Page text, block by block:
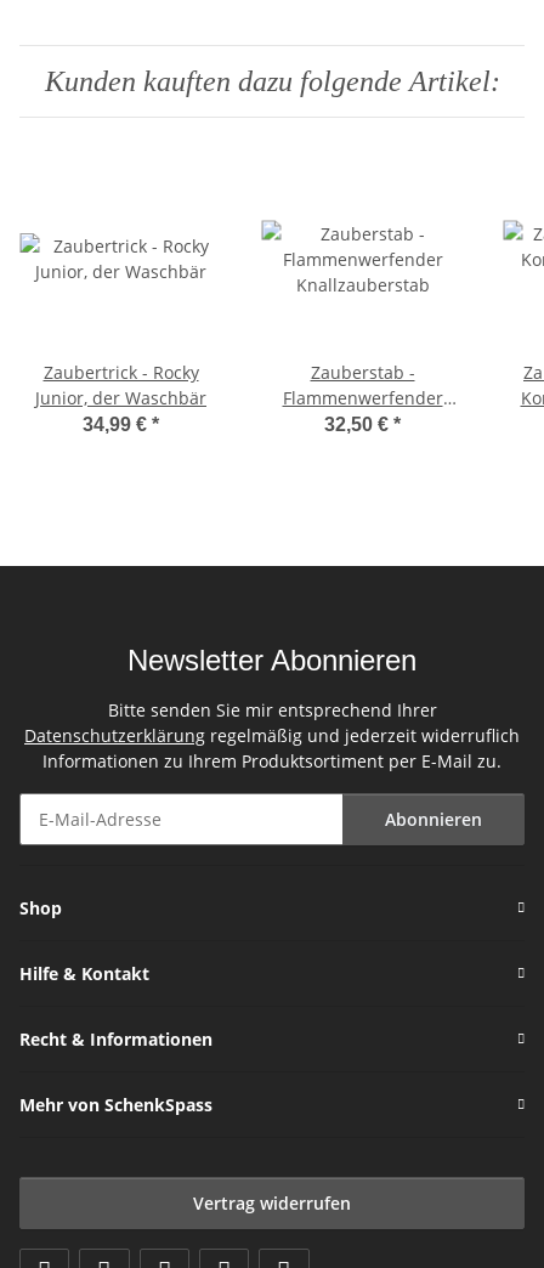
Kunden kauften dazu folgende Artikel:
Zaubertrick - Rocky
Junior, der Waschbär
34,99 € *
Zauberstab -
Flammenwerfender
Knallzauberstab
32,50 € *
Newsletter Abonnieren
Bitte senden Sie mir entsprechend Ihrer
Datenschutzerklärung regelmäßig und jederzeit widerruflich
Informationen zu Ihrem Produktsortiment per E-Mail zu.
Abonnieren
Shop
Hilfe & Kontakt
Recht & Informationen
Mehr von SchenkSpass
Vertrag widerrufen